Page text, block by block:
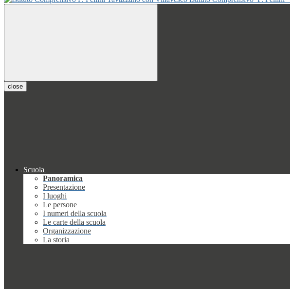
close
Scuola
Panoramica
Presentazione
I luoghi
Le persone
I numeri della scuola
Le carte della scuola
Organizzazione
La storia